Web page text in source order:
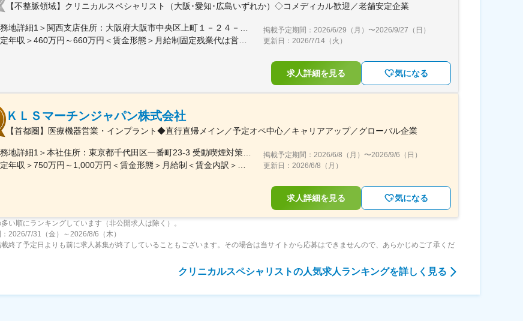
【不整脈領域】クリニカルスペシャリスト（大阪･愛知･広島いずれか）◇コメディカル歓迎／老舗安定企業
掲載予定期間： 2026/6/29（月） 〜2026/9/27（日）
更新日： 2026/7/14（火）
求人詳細を見る 気になる
ＫＬＳマーチンジャパン株式会社
【首都圏】医療機器営業・インプラント◆直行直帰メイン／予定オペ中心／キャリアアップ／グローバル企業
掲載予定期間： 2026/6/8（月） 〜2026/9/6（日）
更新日： 2026/6/8（月）
求人詳細を見る 気になる
い順にランキングしています（非公開求人は除く）。
2026/7/31（金）～2026/8/6（木）
終了予定日よりも前に求人募集が終了していることもございます。その場合は当サイトから応募はできませんので、あらかじめご了承くだ
クリニカルスペシャリストの人気求人ランキングを詳しく見る